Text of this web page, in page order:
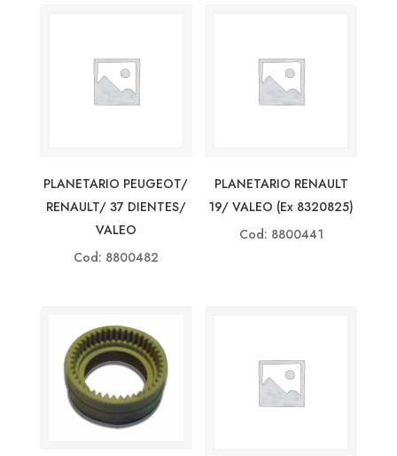
PLANETARIO PEUGEOT/
RENAULT/ 37 DIENTES/
VALEO
Cod: 8800482
PLANETARIO RENAULT
19/ VALEO (ex 8320825)
Cod: 8800441